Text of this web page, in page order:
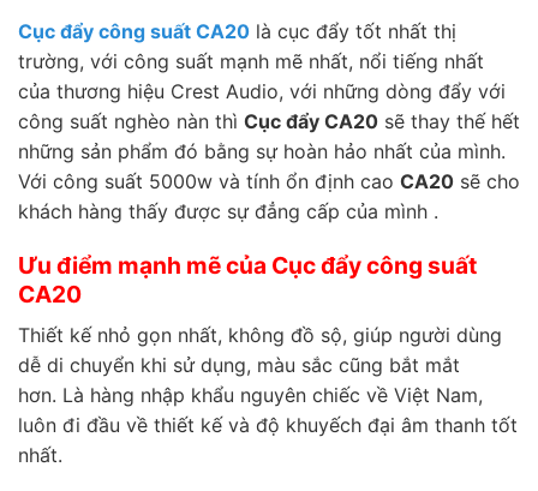
Cục đẩy công suất CA20 là cục đẩy tốt nhất thị
trường, với công suất mạnh mẽ nhất, nổi tiếng nhất
của thương hiệu Crest Audio, với những dòng đẩy với
công suất nghèo nàn thì Cục đẩy CA20 sẽ thay thế hết
những sản phẩm đó bằng sự hoàn hảo nhất của mình.
Với công suất 5000w và tính ổn định cao CA20 sẽ cho
khách hàng thấy được sự đẳng cấp của mình .
Ưu điểm mạnh mẽ của Cục đẩy công suất
CA20
Thiết kế nhỏ gọn nhất, không đồ sộ, giúp người dùng
dễ di chuyển khi sử dụng, màu sắc cũng bắt mắt
hơn. Là hàng nhập khẩu nguyên chiếc về Việt Nam,
luôn đi đầu về thiết kế và độ khuyếch đại âm thanh tốt
nhất.